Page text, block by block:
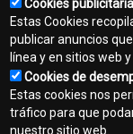
Footer
menu
Contacto
Mapa del sitio
Normas de
Aviso legal
Cookies
Estas Cookies
publicar anuncios
línea y en sitios web
Cookies de
Estas cookies nos
tráfico para que
nuestro sitio web.